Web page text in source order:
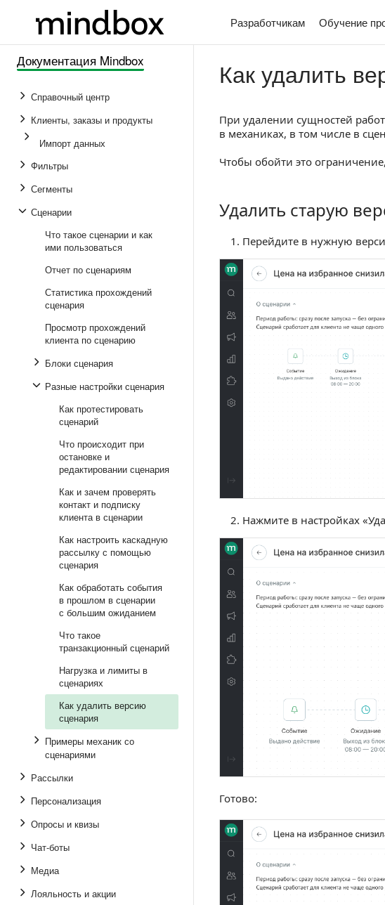
Разработчикам Обучение
Документация Mindbox
Справочный центр
Клиенты, заказы и продукты
Импорт данных
Фильтры
Сегменты
Сценарии
Что такое сценарии и как
ими пользоваться
Отчет по сценариям
Статистика прохождений
сценария
Просмотр прохождений
клиента по сценарию
Блоки сценария
Разные настройки сценария
Как протестировать
сценарий
Что происходит при
остановке и
редактировании сценария
Как и зачем проверять
контакт и подписку
клиента в сценарии
Как настроить каскадную
рассылку с помощью
сценария
Как обработать события
в прошлом в сценарии
с большим ожиданием
Что такое
транзакционный сценарий
Нагрузка и лимиты в
сценариях
Как удалить версию
сценария
Примеры механик со
сценариями
Рассылки
Персонализация
Опросы и квизы
Чат-боты
Медиа
Лояльность и акции
Как удалить
При удалении сущностей
в механиках, в том числе в
Чтобы обойти это
Удалить старую версию
Удалить старую
Перейдите в нужную
Нажмите в настройках
Готово: